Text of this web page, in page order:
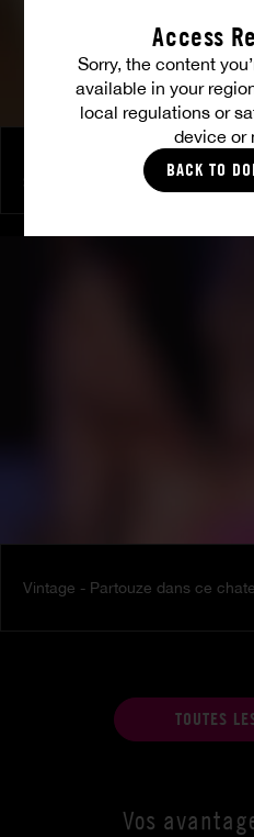
Access
Sorry, the content
available in your
local regulations or
device or
BACK TO
Brune aux gros seins prise par 3
Vintage - Partouze dans ce
TOUTES
Vos